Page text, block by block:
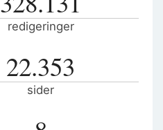
redigeringer
22.353
sider